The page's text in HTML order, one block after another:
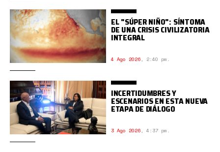
EL "SÚPER NIÑO": SÍNTOMA
DE UNA CRISIS CIVILIZATORIA
INTEGRAL
4 Ago 2026, 2:40 pm.
INCERTIDUMBRES Y
ESCENARIOS EN ESTA NUEVA
ETAPA DE DIÁLOGO
3 Ago 2026, 4:37 pm.